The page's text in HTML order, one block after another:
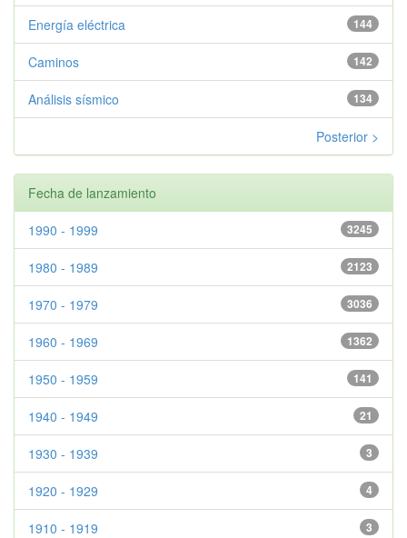
144
Energía eléctrica
142
Caminos
134
Análisis sísmico
Posterior >
Fecha de lanzamiento
3245
1990 - 1999
2123
1980 - 1989
3036
1970 - 1979
1362
1960 - 1969
141
1950 - 1959
21
1940 - 1949
3
1930 - 1939
4
1920 - 1929
3
1910 - 1919